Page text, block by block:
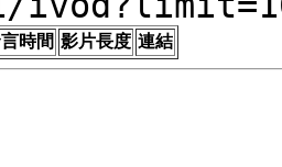
時間 影片長度 連結